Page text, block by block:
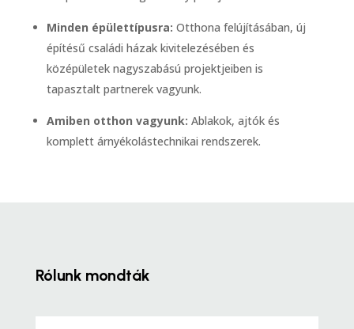
Minden épülettípusra: Otthona felújításában, új
építésű családi házak kivitelezésében és
középületek nagyszabású projektjeiben is
tapasztalt partnerek vagyunk.
Amiben otthon vagyunk: Ablakok, ajtók és
komplett árnyékolástechnikai rendszerek.
Rólunk mondták